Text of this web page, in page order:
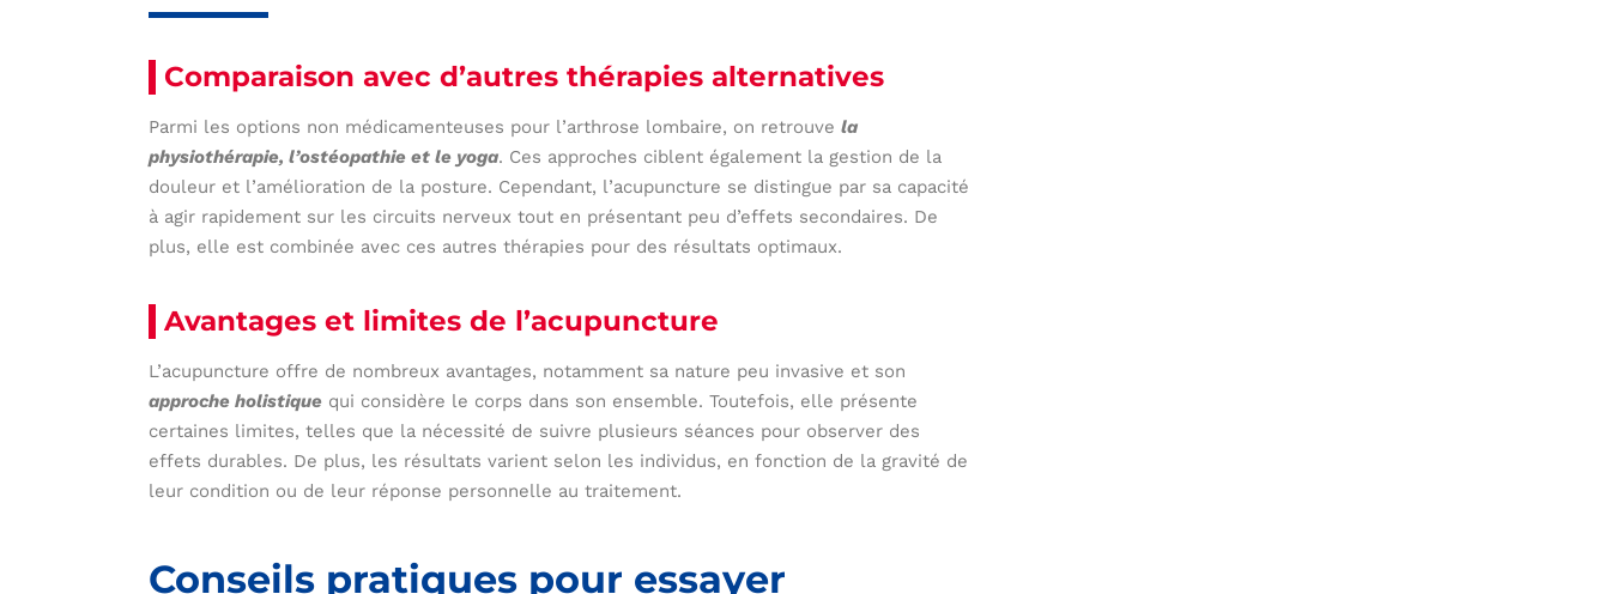
Comparaison avec d’autres thérapies alternatives
Parmi les options non médicamenteuses pour l’arthrose lombaire, on retrouvela
physiothérapie, l’ostéopathie et le yoga. Ces approches ciblent également la gestion de la
douleur et l’amélioration de la posture. Cependant, l’acupuncture se distingue par sa capacité
à agir rapidement sur les circuits nerveux tout en présentant peu d’effets secondaires. De
plus, elle est combinée avec ces autres thérapies pour des résultats optimaux.
Avantages et limites de l’acupuncture
L’acupuncture offre de nombreux avantages, notamment sa nature peu invasive et son
approche holistique qui considère le corps dans son ensemble. Toutefois, elle présente
certaines limites, telles que la nécessité de suivre plusieurs séances pour observer des
effets durables. De plus, les résultats varient selon les individus, en fonction de la gravité de
leur condition ou de leur réponse personnelle au traitement.
Conseils pratiques pour essayer